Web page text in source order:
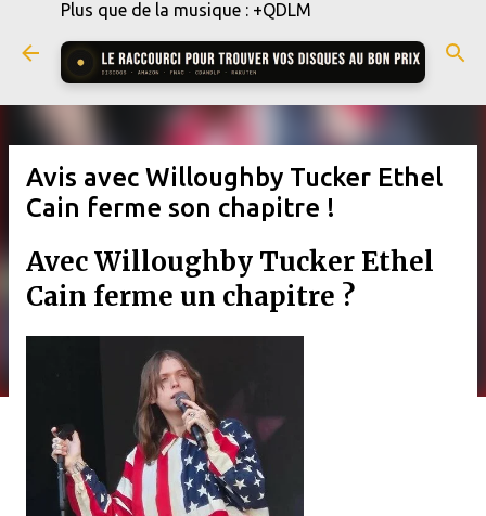
Plus que de la musique : +QDLM
Avis avec Willoughby Tucker Ethel
Cain ferme son chapitre !
Avec Willoughby Tucker Ethel
Cain ferme un chapitre ?